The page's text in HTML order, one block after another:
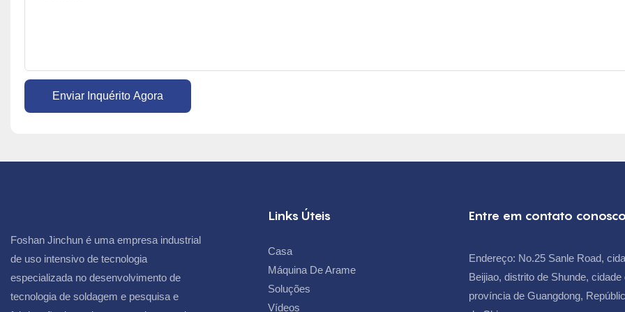
Enviar Inquérito Agora
Foshan Jinchun é uma empresa industrial
de uso intensivo de tecnologia
especializada no desenvolvimento de
tecnologia de soldagem e pesquisa e
Links Úteis
Casa
Máquina De Arame
Soluções
Vídeos
Entre em contato conosco
Endereço: No.25 Sanle Road,
Beijiao, distrito de Shunde, cidade
província de Guangdong,